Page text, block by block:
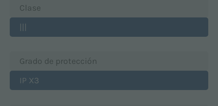
Clase
Grado de protección
IP X3